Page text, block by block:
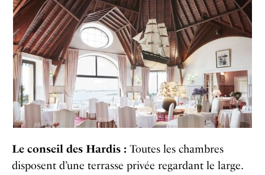
Le conseil des Hardis : Toutes les chambres
disposent d’une terrasse privée regardant le large.